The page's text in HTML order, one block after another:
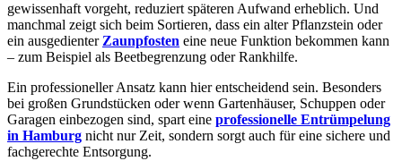
gewissenhaft vorgeht, reduziert späteren Aufwand erheblich. Und
manchmal zeigt sich beim Sortieren, dass ein alter Pflanzstein oder
ein ausgedienter Zaunpfosten eine neue Funktion bekommen kann
– zum Beispiel als Beetbegrenzung oder Rankhilfe.
Ein professioneller Ansatz kann hier entscheidend sein. Besonders
bei großen Grundstücken oder wenn Gartenhäuser, Schuppen oder
Garagen einbezogen sind, spart eine professionelle Entrümpelung
in Hamburg nicht nur Zeit, sondern sorgt auch für eine sichere und
fachgerechte Entsorgung.